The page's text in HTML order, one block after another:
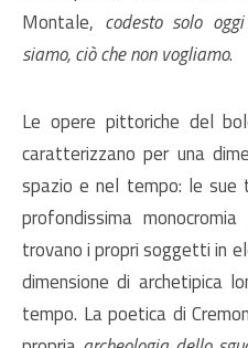
Montale, codesto solo
siamo, ciò che non vogliamo.
Le opere pittoriche del
caratterizzano per una
spazio e nel tempo: le sue
profondissima
trovano i propri soggetti in
dimensione di archetipica
tempo. La poetica di